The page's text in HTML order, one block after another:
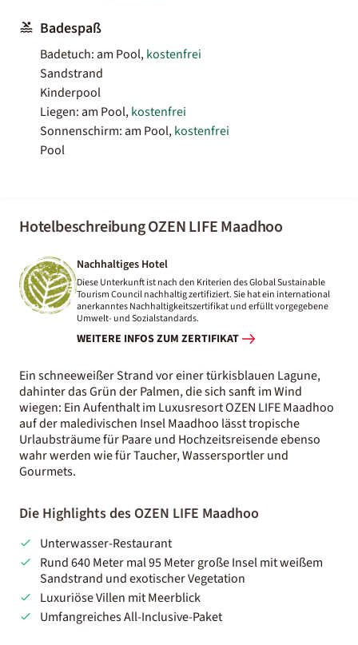
Badespaß
Badetuch: am Pool,kostenfrei
Sandstrand
Kinderpool
Liegen: am Pool,kostenfrei
Sonnenschirm: am Pool,kostenfrei
Pool
Hotelbeschreibung OZEN LIFE Maadhoo
Nachhaltiges Hotel
Diese Unterkunft ist nach den Kriterien des Global Sustainable
Tourism Council nachhaltig zertifiziert. Sie hat ein international
anerkanntes Nachhaltigkeitszertifikat und erfüllt vorgegebene
Umwelt- und Sozialstandards.
WEITERE INFOS ZUM ZERTIFIKAT
Ein schneeweißer Strand vor einer türkisblauen Lagune,
dahinter das Grün der Palmen, die sich sanft im Wind
wiegen: Ein Aufenthalt im Luxusresort OZEN LIFE Maadhoo
auf der maledivischen Insel Maadhoo lässt tropische
Urlaubsträume für Paare und Hochzeitsreisende ebenso
wahr werden wie für Taucher, Wassersportler und
Gourmets.
Die Highlights des OZEN LIFE Maadhoo
Unterwasser-Restaurant
Rund 640 Meter mal 95 Meter große Insel mit weißem
Sandstrand und exotischer Vegetation
Luxuriöse Villen mit Meerblick
Umfangreiches All-Inclusive-Paket